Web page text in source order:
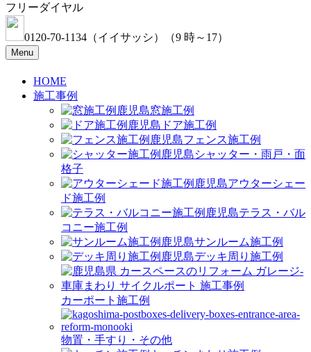
フリーダイヤル
0120-70-1134 （イイサッシ） （9 時～17）
Menu
HOME
施工事例
窓施工例
ドア施工例
フェンス施工例
シャッター・雨戸・面
格子
アウターシェー
ド施工例
テラス・バル
コニー施工例
サンルーム施工例
デッキ周り施工例
カーポート施工例
物置・手すり・その他